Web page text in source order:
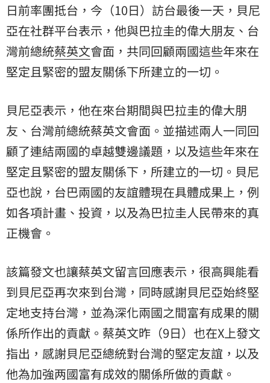
日前率團抵台，今（10日）訪台最後一天，貝尼
亞在社群平台表示，他與巴拉圭的偉大朋友、 台
灣前總統蔡英文會面，共同回顧兩國這些年來在
堅定且緊密的盟友關係下所建立的一切。
貝尼亞表示，他在來台期間與巴拉圭的偉大朋
友、台灣前總統蔡英文會面。並描述兩人一同回
顧了連結兩國的卓越雙邊議題，以及這些年來在
堅定且緊密的盟友關係下，所建立的一切。貝尼
亞也說，台巴兩國的友誼體現在具體成果上，例
如各項計畫、投資，以及為巴拉圭人民帶來的真
正機會。
該篇發文也讓蔡英文留言回應表示，很高興能看
到貝尼亞再次來到台灣，同時感謝貝尼亞始終堅
定地支持台灣，並為深化兩國之間富有成果的關
係所作出的貢獻。蔡英文昨（9日）也在X上發文
指出，感謝貝尼亞總統對台灣的堅定友誼，以及
他為加強两國富有成效的關係所做的貢獻。